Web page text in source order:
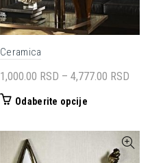
Ceramica
1,000.00 RSD – 4,777.00 RSD
do
Odaberite opcijeOvaj
više